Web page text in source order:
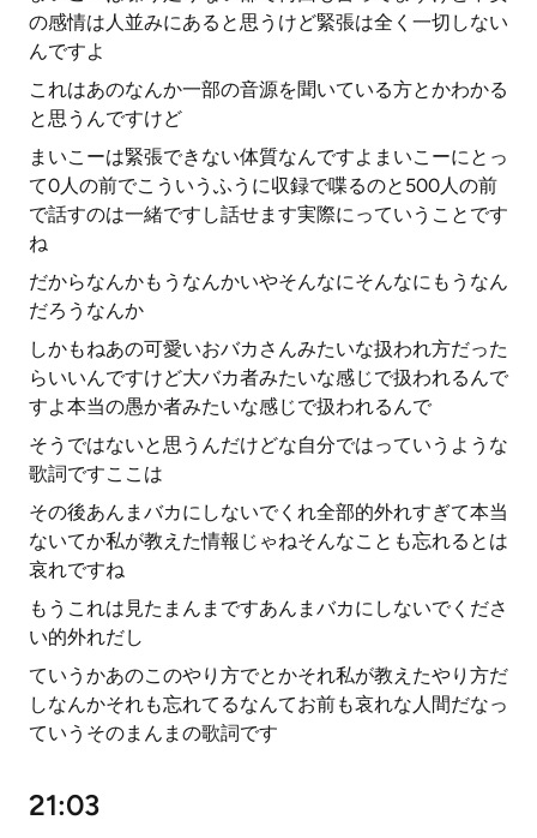
の感情は人並みにあると思うけど緊張は全く一切しない
んですよ
これはあのなんか一部の音源を聞いている方とかわかる
と思うんですけど
まいこーは緊張できない体質なんですよまいこーにとっ
て0人の前でこういうふうに収録で喋るのと500人の前
で話すのは一緒ですし話せます実際にっていうことです
ね
だからなんかもうなんかいやそんなにそんなにもうなん
だろうなんか
しかもねあの可愛いおバカさんみたいな扱われ方だった
らいいんですけど大バカ者みたいな感じで扱われるんで
すよ本当の愚か者みたいな感じで扱われるんで
そうではないと思うんだけどな自分ではっていうような
歌詞ですここは
その後あんまバカにしないでくれ全部的外れすぎて本当
ないてか私が教えた情報じゃねそんなことも忘れるとは
哀れですね
もうこれは見たまんまですあんまバカにしないでくださ
い的外れだし
ていうかあのこのやり方でとかそれ私が教えたやり方だ
しなんかそれも忘れてるなんてお前も哀れな人間だなっ
ていうそのまんまの歌詞です
21:03